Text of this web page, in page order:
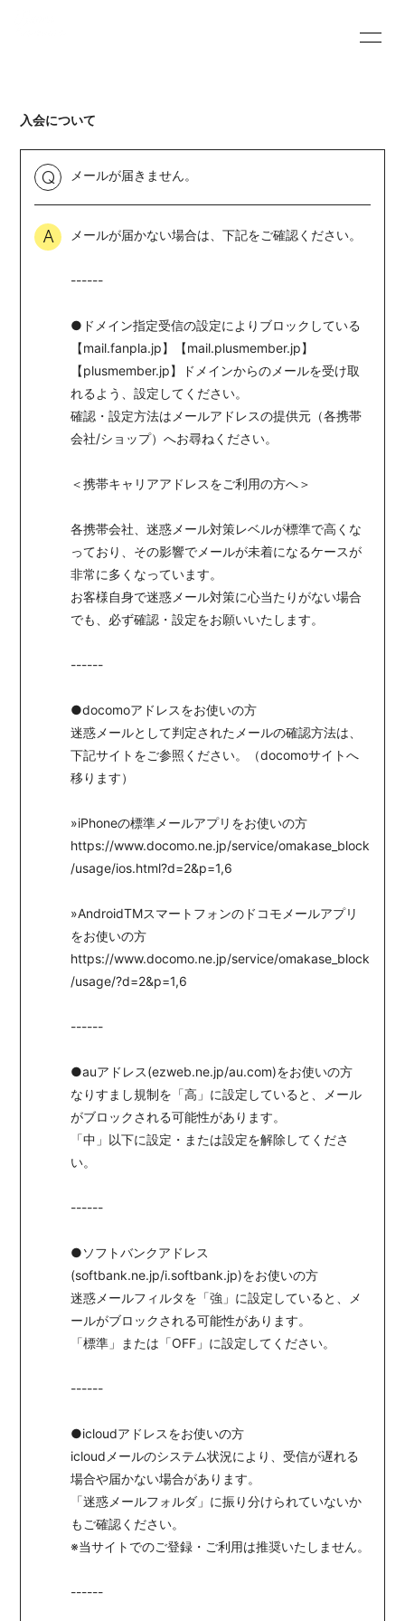
PROFILE
BLOG
Q&A
会員登録 ログイン
入会について
Q メールが届きません。
A メールが届かない場合は、下記をご確認ください。
------
●ドメイン指定受信の設定によりブロックしている
【mail.fanpla.jp】【mail.plusmember.jp】
【plusmember.jp】ドメインからのメールを受け取
れるよう、設定してください。
確認・設定方法はメールアドレスの提供元（各携帯
会社/ショップ）へお尋ねください。
＜携帯キャリアアドレスをご利用の方へ＞
各携帯会社、迷惑メール対策レベルが標準で高くな
っており、その影響でメールが未着になるケースが
非常に多くなっています。
お客様自身で迷惑メール対策に心当たりがない場合
でも、必ず確認・設定をお願いいたします。
------
●docomoアドレスをお使いの方
迷惑メールとして判定されたメールの確認方法は、
下記サイトをご参照ください。（docomoサイトへ
移ります）
»iPhoneの標準メールアプリをお使いの方
https://www.docomo.ne.jp/service/omakase_block
/usage/ios.html?d=2&p=1,6
»AndroidTMスマートフォンのドコモメールアプリ
をお使いの方
https://www.docomo.ne.jp/service/omakase_block
/usage/?d=2&p=1,6
------
●auアドレス(ezweb.ne.jp/au.com)をお使いの方
なりすまし規制を「高」に設定していると、メール
がブロックされる可能性があります。
「中」以下に設定・または設定を解除してくださ
い。
------
●ソフトバンクアドレス
(softbank.ne.jp/i.softbank.jp)をお使いの方
迷惑メールフィルタを「強」に設定していると、メ
ールがブロックされる可能性があります。
「標準」または「OFF」に設定してください。
------
●icloudアドレスをお使いの方
icloudメールのシステム状況により、受信が遅れる
場合や届かない場合があります。
「迷惑メールフォルダ」に振り分けられていないか
もご確認ください。
※当サイトでのご登録・ご利用は推奨いたしません。
------